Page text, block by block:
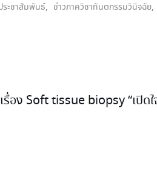
ระชาสัมพันธ์, ข่าวภาควิชาทันตกรรมวินิจฉัย,
อง Soft tissue biopsy “เปิด